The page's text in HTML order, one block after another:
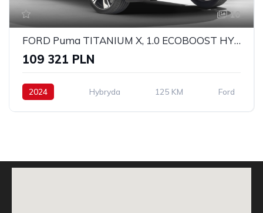
10
FORD Puma TITANIUM X, 1.0 ECOBOOST HYBRID 125KM, POWERSHIFT A7
109 321 PLN
2024 Hybryda 125 KM Ford